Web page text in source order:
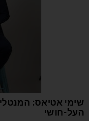
שימי אטיאס:
העל-חושי